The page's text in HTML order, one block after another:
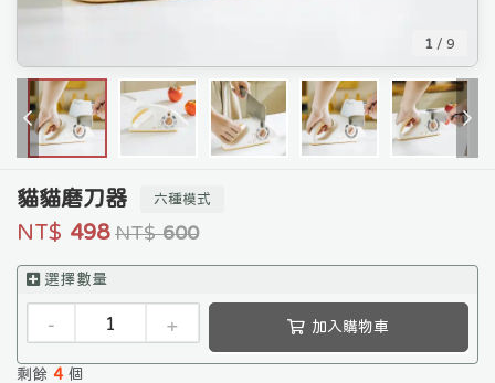
1 / 9
貓貓磨刀器 六種模式
NT$ 498 NT$600
選擇數量
- + 加入購物車
剩餘 4 個